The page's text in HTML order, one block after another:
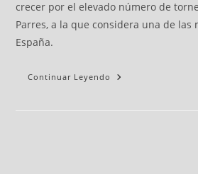
crecer por el elevado número de
Parres, a la que considera una de las
España.
Continuar Leyendo